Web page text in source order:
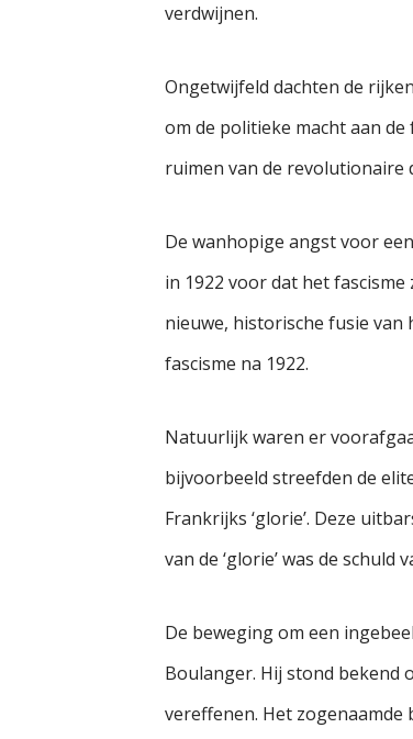
verdwijnen.
Ongetwijfeld dachten de
om de politieke macht aan
ruimen van de revolutionaire
De wanhopige angst voor
in 1922 voor dat het
nieuwe, historische fusie
fascisme na 1922.
Natuurlijk waren er
bijvoorbeeld streefden de
Frankrijks ‘glorie’. Deze
van de ‘glorie’ was de
De beweging om een
Boulanger. Hij stond bekend
vereffenen. Het